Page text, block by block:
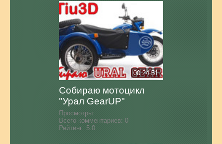
00:24:51
Собираю мотоцикл
"Урал GearUP"
Просмотры:
Всего комментариев: 0
Рейтинг: 5.0